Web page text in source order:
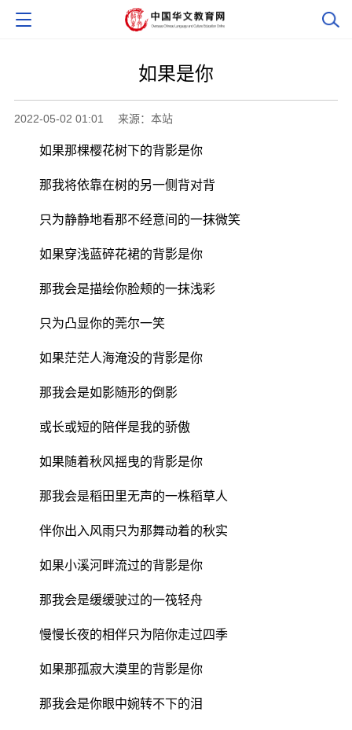
如果是你
2022-05-02 01:01 来源：本站
如果那棵樱花树下的背影是你
那我将依靠在树的另一侧背对背
只为静静地看那不经意间的一抹微笑
如果穿浅蓝碎花裙的背影是你
那我会是描绘你脸颊的一抹浅彩
只为凸显你的莞尔一笑
如果茫茫人海淹没的背影是你
那我会是如影随形的倒影
或长或短的陪伴是我的骄傲
如果随着秋风摇曳的背影是你
那我会是稻田里无声的一株稻草人
伴你出入风雨只为那舞动着的秋实
如果小溪河畔流过的背影是你
那我会是缓缓驶过的一筏轻舟
慢慢长夜的相伴只为陪你走过四季
如果那孤寂大漠里的背影是你
那我会是你眼中婉转不下的泪